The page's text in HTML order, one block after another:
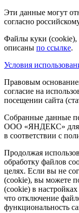
Эти данные могут
согласно
Файлы куки (cookie),
описаны по ссылке.
Условия
Правовым
согласие на
посещении сайта
Собранные данные
ООО «ЯНДЕКС» для
в соответствии с
Продолжая
обработку файлов
целях. Если вы не
(cookie), вы можете
(cookie) в
что отключение
функциональность